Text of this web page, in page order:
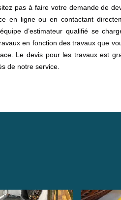
pas à faire votre demande de
en ligne ou en contactant
d’estimateur qualifié se
en fonction des travaux que
Le devis pour les travaux est
de notre service.